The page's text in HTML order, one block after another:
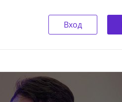
Вход